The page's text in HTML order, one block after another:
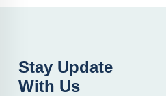
Stay Update
With Us